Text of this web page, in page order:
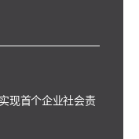
现首个企业社会责